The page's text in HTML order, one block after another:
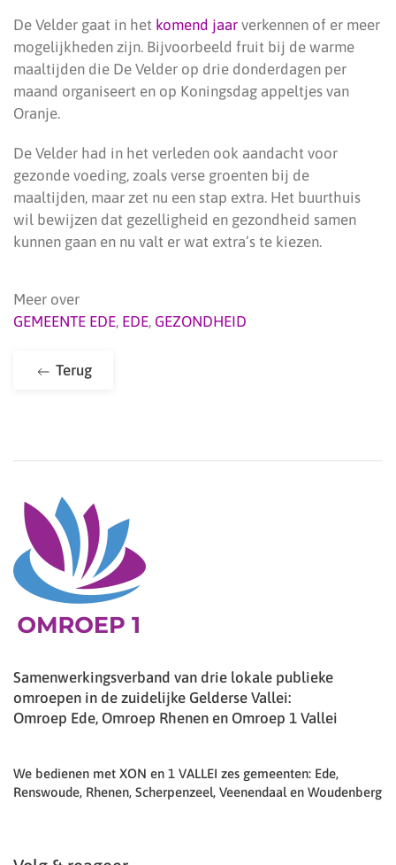
De Velder gaat in het komend jaar verkennen of er meer
mogelijkheden zijn. Bijvoorbeeld fruit bij de warme
maaltijden die De Velder op drie donderdagen per
maand organiseert en op Koningsdag appeltjes van
Oranje.
De Velder had in het verleden ook aandacht voor
gezonde voeding, zoals verse groenten bij de
maaltijden, maar zet nu een stap extra. Het buurthuis
wil bewijzen dat gezelligheid en gezondheid samen
kunnen gaan en nu valt er wat extra’s te kiezen.
Meer over
GEMEENTE EDE, EDE, GEZONDHEID
Terug
Samenwerkingsverband van drie lokale publieke
omroepen in de zuidelijke Gelderse Vallei:
Omroep Ede, Omroep Rhenen en Omroep 1 Vallei
We bedienen met XON en 1 VALLEI zes gemeenten: Ede,
Renswoude, Rhenen, Scherpenzeel, Veenendaal en Woudenberg